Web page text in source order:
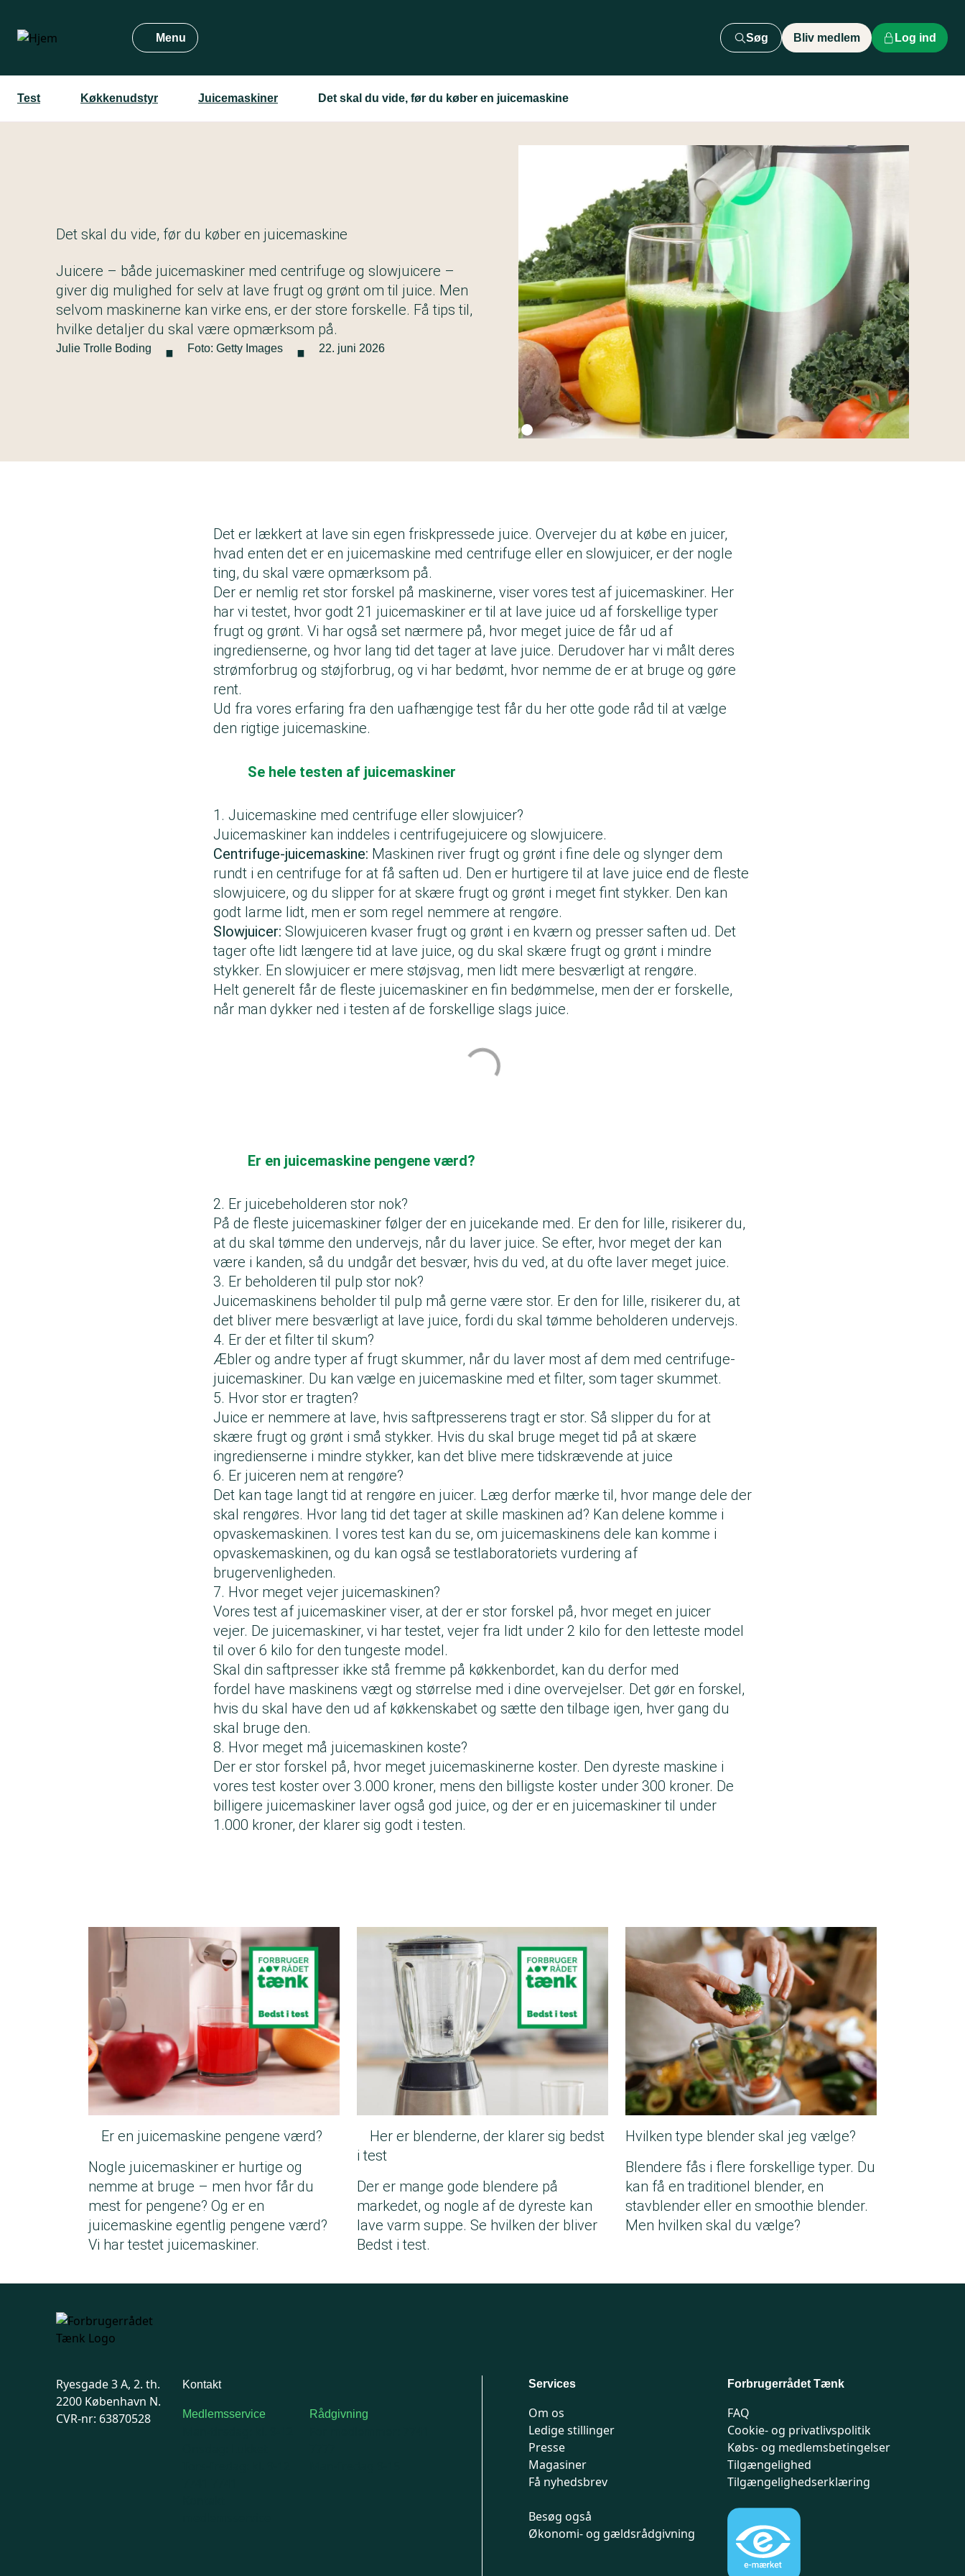
hovedindhold
Menu Søg Bliv medlem Log ind
Test Køkkenudstyr Juicemaskiner Det skal du vide, før du køber en juicemaskine
Det skal du vide, før du køber en juicemaskine
Juicere – både juicemaskiner med centrifuge og slowjuicere –
giver dig mulighed for selv at lave frugt og grønt om til juice. Men
selvom maskinerne kan virke ens, er der store forskelle. Få tips til,
hvilke detaljer du skal være opmærksom på.
Julie Trolle Boding · Foto: Getty Images · 22. juni 2026
Fotokredit:
Getty Images
Det er lækkert at lave sin egen friskpressede juice. Overvejer du at købe en juicer,
hvad enten det er en juicemaskine med centrifuge eller en slowjuicer, er der nogle
ting, du skal være opmærksom på.
Der er nemlig ret stor forskel på maskinerne, viser vores test af juicemaskiner. Her
har vi testet, hvor godt 21 juicemaskiner er til at lave juice ud af forskellige typer
frugt og grønt. Vi har også set nærmere på, hvor meget juice de får ud af
ingredienserne, og hvor lang tid det tager at lave juice. Derudover har vi målt deres
strømforbrug og støjforbrug, og vi har bedømt, hvor nemme de er at bruge og gøre
rent.
Ud fra vores erfaring fra den uafhængige test får du her otte gode råd til at vælge
den rigtige juicemaskine.
Se hele testen af juicemaskiner
1. Juicemaskine med centrifuge eller slowjuicer?
Juicemaskiner kan inddeles i centrifugejuicere og slowjuicere.
Centrifuge-juicemaskine: Maskinen river frugt og grønt i fine dele og slynger dem
rundt i en centrifuge for at få saften ud. Den er hurtigere til at lave juice end de fleste
slowjuicere, og du slipper for at skære frugt og grønt i meget fint stykker. Den kan
godt larme lidt, men er som regel nemmere at rengøre.
Slowjuicer: Slowjuiceren kvaser frugt og grønt i en kværn og presser saften ud. Det
tager ofte lidt længere tid at lave juice, og du skal skære frugt og grønt i mindre
stykker. En slowjuicer er mere støjsvag, men lidt mere besværligt at rengøre.
Helt generelt får de fleste juicemaskiner en fin bedømmelse, men der er forskelle,
når man dykker ned i testen af de forskellige slags juice.
Er en juicemaskine pengene værd?
2. Er juicebeholderen stor nok?
På de fleste juicemaskiner følger der en juicekande med. Er den for lille, risikerer du,
at du skal tømme den undervejs, når du laver juice. Se efter, hvor meget der kan
være i kanden, så du undgår det besvær, hvis du ved, at du ofte laver meget juice.
3. Er beholderen til pulp stor nok?
Juicemaskinens beholder til pulp må gerne være stor. Er den for lille, risikerer du, at
det bliver mere besværligt at lave juice, fordi du skal tømme beholderen undervejs.
4. Er der et filter til skum?
Æbler og andre typer af frugt skummer, når du laver most af dem med centrifuge-
juicemaskiner. Du kan vælge en juicemaskine med et filter, som tager skummet.
5. Hvor stor er tragten?
Juice er nemmere at lave, hvis saftpresserens tragt er stor. Så slipper du for at
skære frugt og grønt i små stykker. Hvis du skal bruge meget tid på at skære
ingredienserne i mindre stykker, kan det blive mere tidskrævende at juice
6. Er juiceren nem at rengøre?
Det kan tage langt tid at rengøre en juicer. Læg derfor mærke til, hvor mange dele der
skal rengøres. Hvor lang tid det tager at skille maskinen ad? Kan delene komme i
opvaskemaskinen. I vores test kan du se, om juicemaskinens dele kan komme i
opvaskemaskinen, og du kan også se testlaboratoriets vurdering af
brugervenligheden.
7. Hvor meget vejer juicemaskinen?
Vores test af juicemaskiner viser, at der er stor forskel på, hvor meget en juicer
vejer. De juicemaskiner, vi har testet, vejer fra lidt under 2 kilo for den letteste model
til over 6 kilo for den tungeste model.
Skal din saftpresser ikke stå fremme på køkkenbordet, kan du derfor med
fordel have maskinens vægt og størrelse med i dine overvejelser. Det gør en forskel,
hvis du skal have den ud af køkkenskabet og sætte den tilbage igen, hver gang du
skal bruge den.
8. Hvor meget må juicemaskinen koste?
Der er stor forskel på, hvor meget juicemaskinerne koster. Den dyreste maskine i
vores test koster over 3.000 kroner, mens den billigste koster under 300 kroner. De
billigere juicemaskiner laver også god juice, og der er en juicemaskiner til under
1.000 kroner, der klarer sig godt i testen.
Er en juicemaskine pengene værd?
Nogle juicemaskiner er hurtige og
nemme at bruge – men hvor får du
mest for pengene? Og er en
juicemaskine egentlig pengene værd?
Vi har testet juicemaskiner.
Her er blenderne, der klarer sig bedst
i test
Der er mange gode blendere på
markedet, og nogle af de dyreste kan
lave varm suppe. Se hvilken der bliver
Bedst i test.
Hvilken type blender skal jeg vælge?
Blendere fås i flere forskellige typer. Du
kan få en traditionel blender, en
stavblender eller en smoothie blender.
Men hvilken skal du vælge?
Ryesgade 3 A, 2. th.
2200 København N.
CVR-nr: 63870528
Kontakt
Medlemsservice Rådgivning
Services
Om os
Ledige stillinger
Presse
Magasiner
Få nyhedsbrev
Besøg også
Økonomi- og gældsrådgivning
Forbrugerrådet Tænk
FAQ
Cookie- og privatlivspolitik
Købs- og medlemsbetingelser
Tilgængelighed
Tilgængelighedserklæring